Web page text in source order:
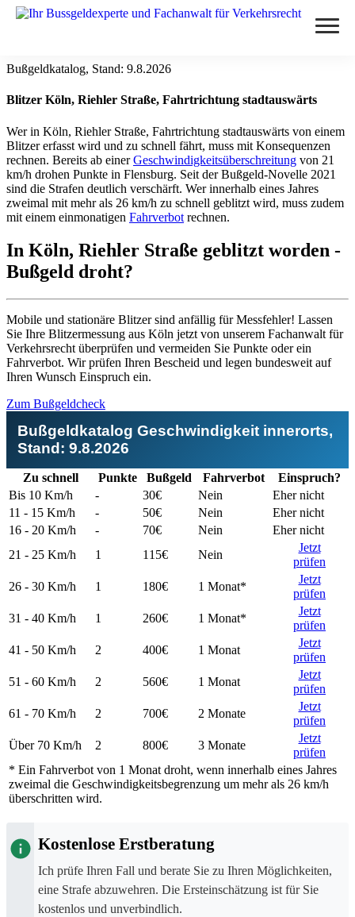
Verstöße
Abstand nicht eingehalten
Geschwindigkeitsüberschreitung
Handy am Steuer
Anhörung im Bußgeldverfahren
Bußgeldbescheid
Fahrerflucht
Fahrverbot
Illegale Autorennen
Online-Anhörung
Punkte in Flensburg
Zeugenfragebogen
Paragraphen
§ 24 StVG
§ 25 StVG
§ 28 StVG
§ 49 StVO
§ 315 StGB
§ 55 OWiG
§ 67 OWiG
Messverfahren
PoliScan Speed
TraffiStar S350
Lasermessungen
Blog
Kampf gegen Raser
Änderungen 2025
Blitzer
Aachen - Krefelder Str.
A3 - Solingen
Berlin - Schönhauser Allee
Bremen - Lloydstraße
Hamburg - Behringstraße
Köln - Aachener Straße
Köln - Innere Kanalstraße
Köln - Riehler Straße
Zum Bußgeldcheck
Bußgeldkatalog, Stand: 9.8.2026
Blitzer Köln, Riehler Straße, Fahrtrichtung stadtauswärts
Wer in Köln, Riehler Straße, Fahrtrichtung stadtauswärts von einem
Blitzer erfasst wird und zu schnell fährt, muss mit Konsequenzen
rechnen. Bereits ab einerGeschwindigkeitsüberschreitung von 21
km/h drohen Punkte in Flensburg. Seit der Bußgeld-Novelle 2021
sind die Strafen deutlich verschärft. Wer innerhalb eines Jahres
zweimal mit mehr als 26 km/h zu schnell geblitzt wird, muss zudem
mit einem einmonatigen Fahrverbot rechnen.
In Köln, Riehler Straße geblitzt worden -
Bußgeld droht?
Mobile und stationäre Blitzer sind anfällig für Messfehler! Lassen
Sie Ihre Blitzermessung aus Köln jetzt von unserem Fachanwalt für
Verkehrsrecht überprüfen und vermeiden Sie Punkte oder ein
Fahrverbot. Wir prüfen Ihren Bescheid und legen bundesweit auf
Ihren Wunsch Einspruch ein.
Zum Bußgeldcheck
Bußgeldkatalog Geschwindigkeit innerorts,
Stand: 9.8.2026
Zu schnell Punkte Buß­geld Fahr­verbot
Einspruch?
Bis 10 Km/h - 30€ Nein
Eher nicht
11 - 15 Km/h - 50€ Nein
Eher nicht
16 - 20 Km/h - 70€ Nein
Eher nicht
21 - 25 Km/h 1 115€ Nein
Jetzt
prüfen
26 - 30 Km/h 1 180€ 1 Monat*
Jetzt
prüfen
31 - 40 Km/h 1 260€ 1 Monat*
Jetzt
prüfen
41 - 50 Km/h 2 400€ 1 Monat
Jetzt
prüfen
51 - 60 Km/h 2 560€ 1 Monat
Jetzt
prüfen
61 - 70 Km/h 2 700€ 2 Monate
Jetzt
prüfen
Über 70 Km/h 2 800€ 3 Monate
Jetzt
prüfen
* Ein Fahrverbot von 1 Monat droht, wenn innerhalb eines Jahres
zweimal die Geschwindigkeitsbegrenzung um mehr als 26 km/h
überschritten wird.
Kostenlose Erstberatung
Ich prüfe Ihren Fall und berate Sie zu Ihren Möglichkeiten,
eine Strafe abzuwehren. Die Ersteinschätzung ist für Sie
kostenlos und unverbindlich.